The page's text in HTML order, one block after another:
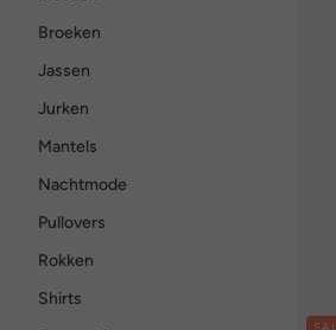
Broeken
Jassen
Jurken
Mantels
Nachtmode
Pullovers
Rokken
Shirts